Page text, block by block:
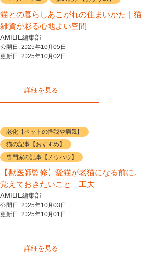
猫との暮らしあこがれの住まいかた｜猫
雑貨が彩る心地よい空間
AMILIE編集部
公開日: 2025年10月05日
更新日: 2025年10月02日
詳細を見る
老化【ペットの怪我や病気】
猫の記事【おすすめ】
専門家の記事【ノウハウ】
【獣医師監修】愛猫が老猫になる前に。
覚えておきたいこと・工夫
AMILIE編集部
公開日: 2025年10月03日
更新日: 2025年10月01日
詳細を見る